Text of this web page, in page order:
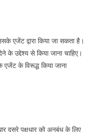
एजेंट द्वारा किया जा सकता है।
के उद्देश्य से किया जाना चाहिए।
के विरूद्ध किया जाना
दूसरे पक्षधार को अनुबंध के लिए